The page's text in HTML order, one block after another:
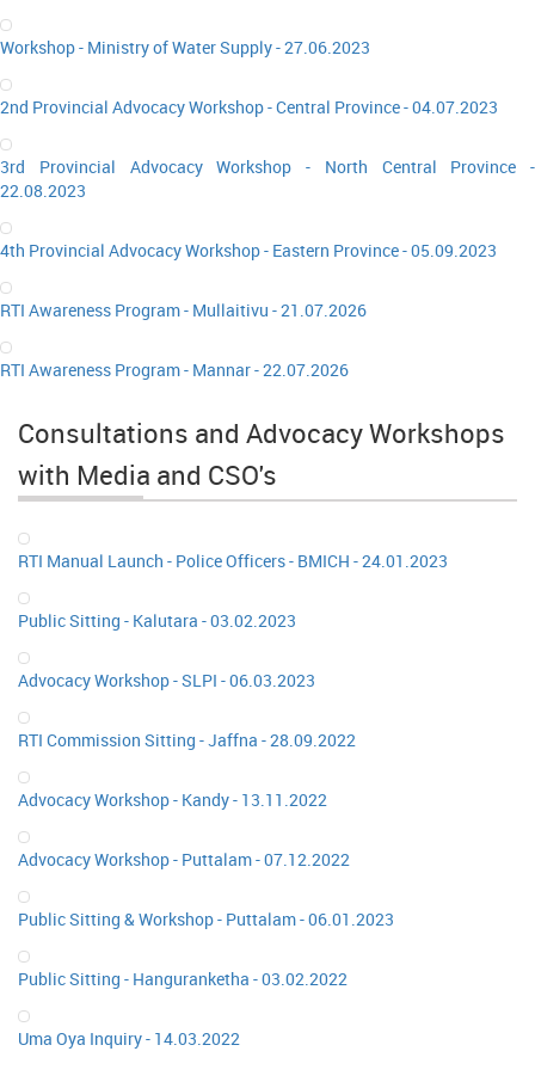
Workshop - Ministry of Water Supply - 27.06.2023
2nd Provincial Advocacy Workshop - Central Province - 04.07.2023
3rd Provincial Advocacy Workshop - North Central Province -
22.08.2023
4th Provincial Advocacy Workshop - Eastern Province - 05.09.2023
RTI Awareness Program - Mullaitivu - 21.07.2026
RTI Awareness Program - Mannar - 22.07.2026
Consultations and Advocacy Workshops
with Media and CSO's
RTI Manual Launch - Police Officers - BMICH - 24.01.2023
Public Sitting - Kalutara - 03.02.2023
Advocacy Workshop - SLPI - 06.03.2023
RTI Commission Sitting - Jaffna - 28.09.2022
Advocacy Workshop - Kandy - 13.11.2022
Advocacy Workshop - Puttalam - 07.12.2022
Public Sitting & Workshop - Puttalam - 06.01.2023
Public Sitting - Hanguranketha - 03.02.2022
Uma Oya Inquiry - 14.03.2022